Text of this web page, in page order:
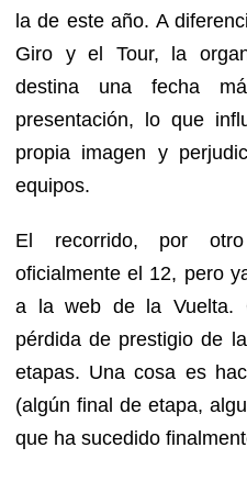
la de este año. A
Giro y el Tour, la
destina una fecha
presentación, lo que
propia imagen y
equipos.
El recorrido, por
oficialmente el 12, pero
a la web de la Vuelta.
pérdida de prestigio de
etapas. Una cosa es
(algún final de etapa,
que ha sucedido